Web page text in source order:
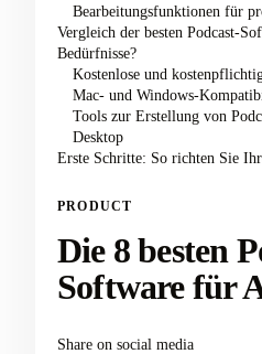
Bearbeitungsfunktionen für
Vergleich der besten Podcast-
Bedürfnisse?
Kostenlose und
Mac- und Windows-
Tools zur Erstellung von
Desktop
Erste Schritte: So richten Sie
PRODUCT
Die 8 besten
Software für
Share on social media